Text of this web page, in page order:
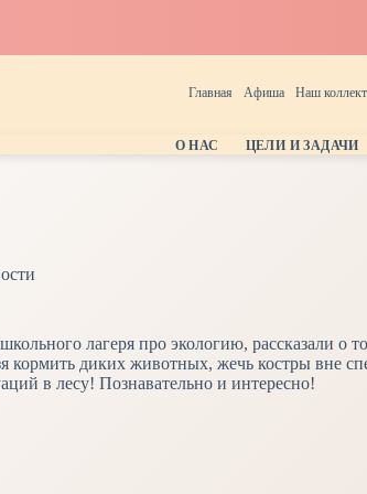
Главная Афиша Наш
О НАС ЦЕЛИ И ЗАДАЧИ
лагеря про экологию, рассказали
кормить диких животных, жечь костры вне
в лесу! Познавательно и интересно!